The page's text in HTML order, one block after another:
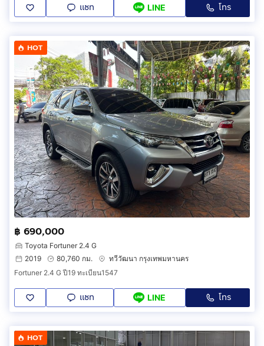
แชท LINE โทร
HOT
฿ 690,000
Toyota Fortuner 2.4 G
2019
80,760 กม.
ทวีวัฒนา กรุงเทพมหานคร
Fortuner 2.4 G ปี19 ทะเบียน1547
แชท LINE โทร
HOT